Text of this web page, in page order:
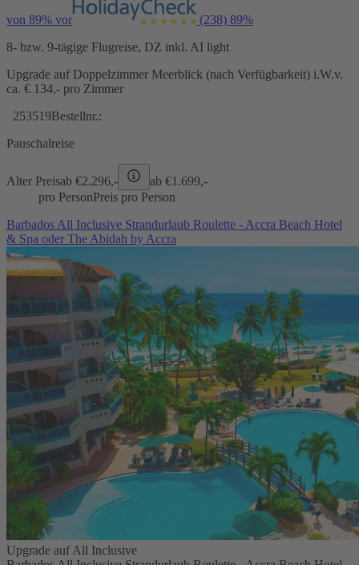
von 89% vor (238) 89%
8- bzw. 9-tägige Flugreise, DZ inkl. AI light
Upgrade auf Doppelzimmer Meerblick (nach Verfügbarkeit) i.W.v.
ca. € 134,- pro Zimmer
253519Bestellnr.:
Pauschalreise
Alter Preisab €2.296,- ab €1.699,-
pro PersonPreis pro Person
Barbados All Inclusive Strandurlaub Roulette - Accra Beach Hotel
& Spa oder The Abidah by Accra
Upgrade auf All Inclusive